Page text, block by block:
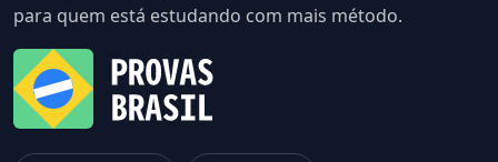
para quem está estudando com mais método.